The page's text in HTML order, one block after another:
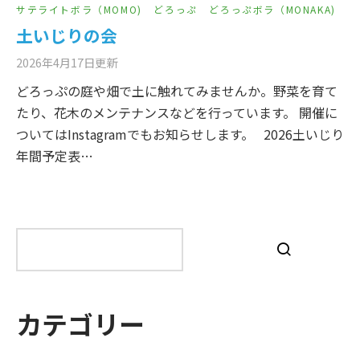
サテライトボラ（MOMO) どろっぷ どろっぷボラ（MONAKA)
土いじりの会
2026年4月17日更新
どろっぷの庭や畑で土に触れてみませんか。野菜を育て
たり、花木のメンテナンスなどを行っています。 開催に
ついてはInstagramでもお知らせします。 2026土いじり
年間予定表…
カテゴリー